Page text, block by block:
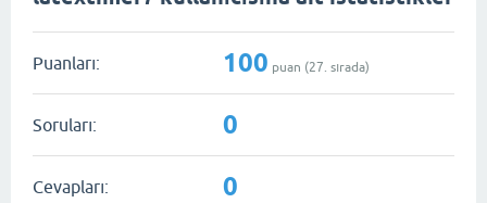
Puanları: 100 puan (27 . sırada)
Soruları: 0
Cevapları: 0